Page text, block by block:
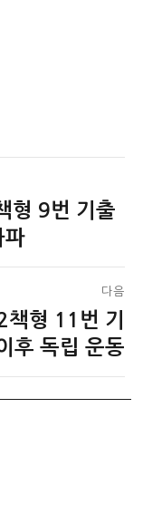
형 9번 기출
파
다음
형 11번 기
후 독립 운동